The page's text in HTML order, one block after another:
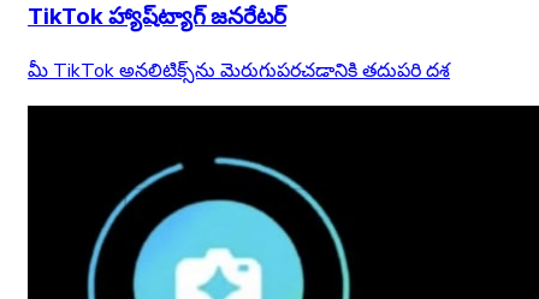
TikTok హ్యాష్‌ట్యాగ్ జనరేటర్
మీ TikTok అనలిటిక్స్‌ను మెరుగుపరచడానికి తదుపరి దశ